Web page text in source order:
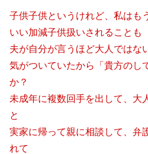
子供子供というけれど、私はも
いい加減子供扱いされることも
夫が自分が言うほど大人ではな
気がついていたから「貴方のし
か？
未成年に複数回手を出して、大
と
実家に帰って親に相談して、弁
れて